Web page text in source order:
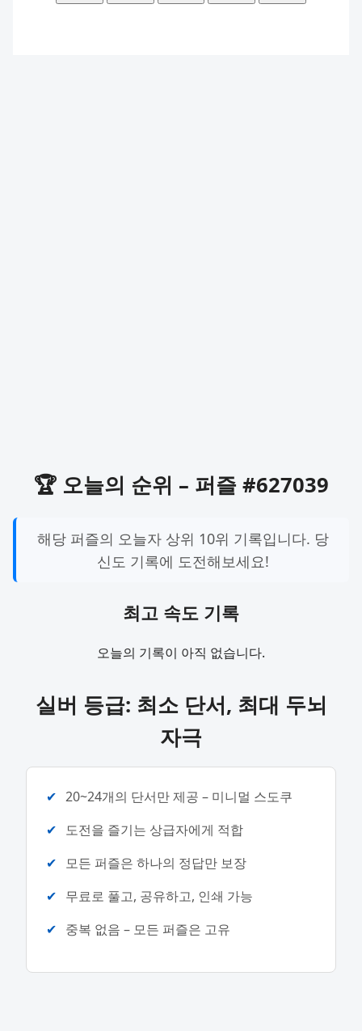
🏆 오늘의 순위 – 퍼즐 #627039
해당 퍼즐의 오늘자 상위 10위 기록입니다. 당
신도 기록에 도전해보세요!
최고 속도 기록
오늘의 기록이 아직 없습니다.
실버 등급: 최소 단서, 최대 두뇌
자극
20~24개의 단서만 제공 – 미니멀 스도쿠
도전을 즐기는 상급자에게 적합
모든 퍼즐은 하나의 정답만 보장
무료로 풀고, 공유하고, 인쇄 가능
중복 없음 – 모든 퍼즐은 고유